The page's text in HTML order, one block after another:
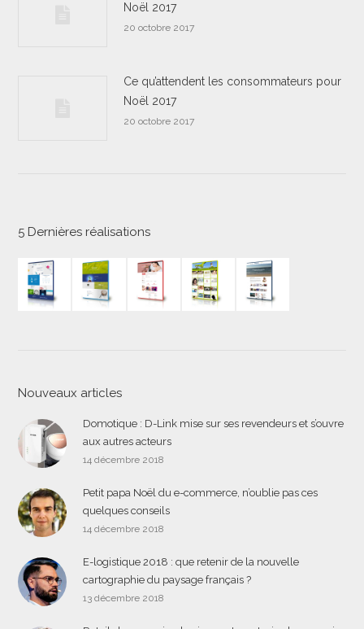
Noël 2017
20 octobre 2017
Ce qu’attendent les consommateurs pour
Noël 2017
20 octobre 2017
5 Dernières réalisations
Nouveaux articles
Domotique : D-Link mise sur ses revendeurs et s’ouvre
aux autres acteurs
14 décembre 2018
Petit papa Noël du e-commerce, n’oublie pas ces
quelques conseils
14 décembre 2018
E-logistique 2018 : que retenir de la nouvelle
cartographie du paysage français ?
13 décembre 2018